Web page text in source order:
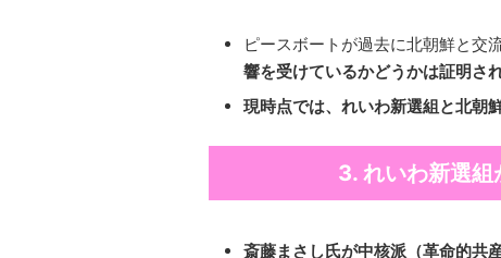
ピースボートが過去に北朝鮮と交
響を受けているかどうかは証明さ
現時点では、れいわ新選組と北朝
3. れいわ新選組
斎藤まさし氏が中核派（革命的共